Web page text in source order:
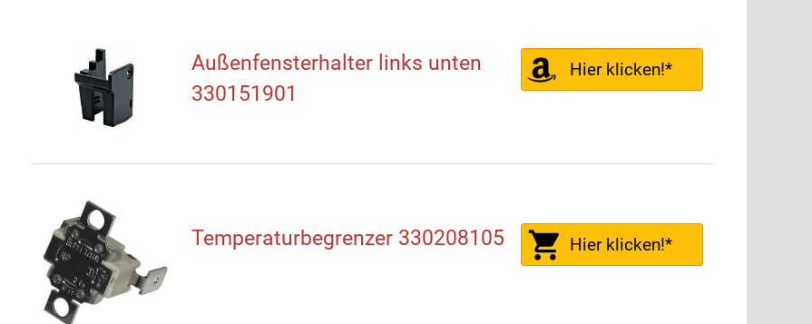
Außenfensterhalter links unten
330151901
Hier klicken!*
Temperaturbegrenzer 330208105 Hier klicken!*